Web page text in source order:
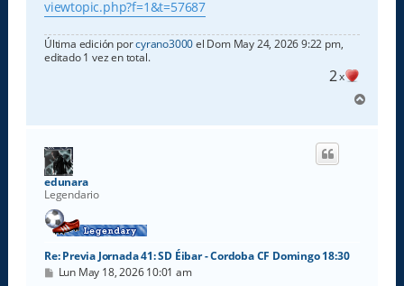
viewtopic.php?f=1&t=57687
Última edición porcyrano3000el Dom May 24, 2026 9:22 pm,
editado 1 vez en total.
2x
r
edunara
Legendario
Re: Previa Jornada 41: SD Éibar - Cordoba CF Domingo 18:30
M
Lun May 18, 2026 10:01 am